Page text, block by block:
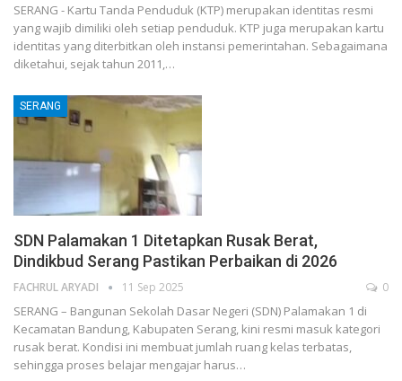
SERANG - Kartu Tanda Penduduk (KTP) merupakan identitas resmi
yang wajib dimiliki oleh setiap penduduk. KTP juga merupakan kartu
identitas yang diterbitkan oleh instansi pemerintahan. Sebagaimana
diketahui, sejak tahun 2011,…
SERANG
SDN Palamakan 1 Ditetapkan Rusak Berat,
Dindikbud Serang Pastikan Perbaikan di 2026
FACHRUL ARYADI 11 Sep 2025 0
SERANG – Bangunan Sekolah Dasar Negeri (SDN) Palamakan 1 di
Kecamatan Bandung, Kabupaten Serang, kini resmi masuk kategori
rusak berat. Kondisi ini membuat jumlah ruang kelas terbatas,
sehingga proses belajar mengajar harus…